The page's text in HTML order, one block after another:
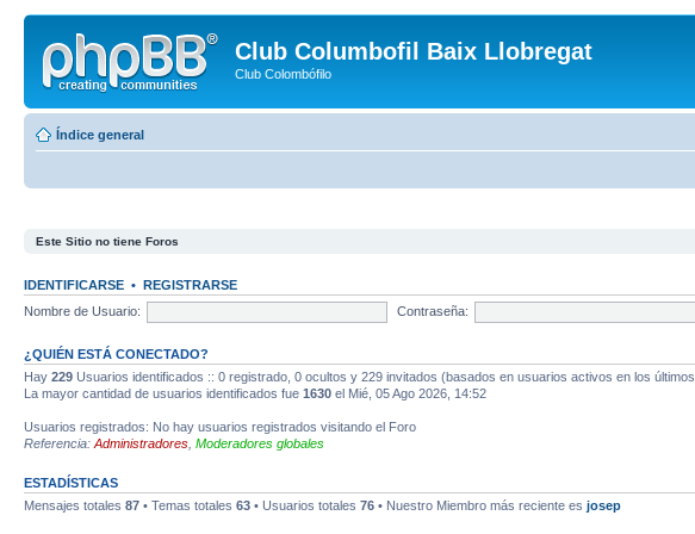
Club Columbofil Baix Llobregat
Club Colombófilo
Índice general
Este Sitio no tiene Foros
IDENTIFICARSE • REGISTRARSE
Nombre de Usuario:
Contraseña:
¿QUIÉN ESTÁ CONECTADO?
Hay 229 Usuarios identificados :: 0 registrado, 0 ocultos y 229 invitados (basados en usuarios activos en los
La mayor cantidad de usuarios identificados fue 1630 el Mié, 05 Ago 2026, 14:52
Usuarios registrados: No hay usuarios registrados visitando el Foro
Referencia: Administradores Moderadores globales
ESTADÍSTICAS
Mensajes totales 87 • Temas totales 63 • Usuarios totales 76 • Nuestro Miembro más reciente es josep